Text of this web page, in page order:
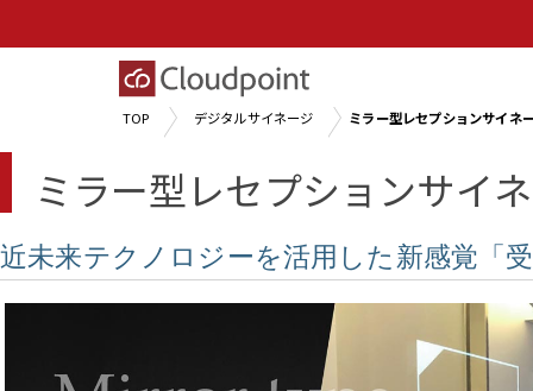
TOP デジタルサイネージ ミラー型レセプションサイネ
ミラー型レセプションサイ
近未来テクノロジーを活用した新感覚「